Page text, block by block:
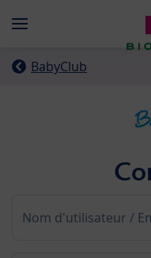
Menü
BabyClub
Nom d'utilisateur /